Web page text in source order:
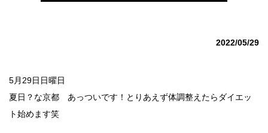
2022/05/29
5月29日日曜日
夏日？な京都 あっついです！とりあえず体調整えたらダイエッ
ト始めます笑